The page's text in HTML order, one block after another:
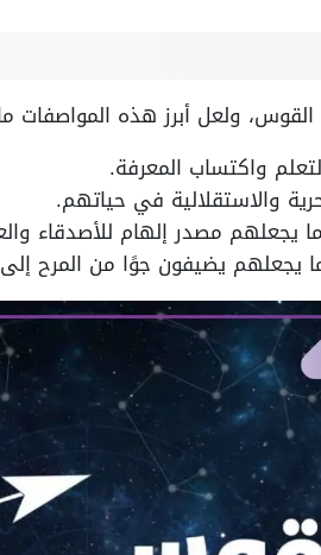
القوس، ولعل أبرز هذه المواصفات
واكتساب المعرفة.
والاستقلالية في حياتهم.
يجعلهم مصدر إلهام للأصدقاء
يضيفون جوًا من المرح